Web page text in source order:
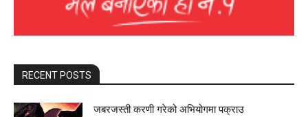
RECENT POSTS
जबरजस्ती करणी गरेको अभियोगमा पक्राउ